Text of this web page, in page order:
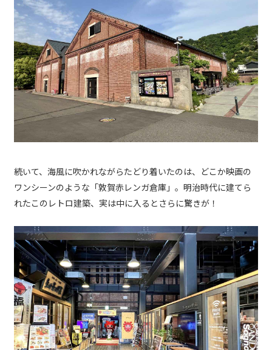
続いて、海風に吹かれながらたどり着いたのは、どこか映画の
ワンシーンのような「敦賀赤レンガ倉庫」。明治時代に建てら
れたこのレトロ建築、実は中に入るとさらに驚きが！